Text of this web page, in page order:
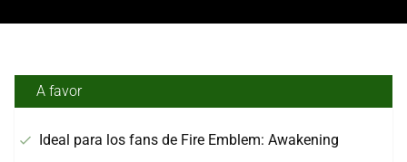
A favor
Ideal para los fans de Fire Emblem: Awakening